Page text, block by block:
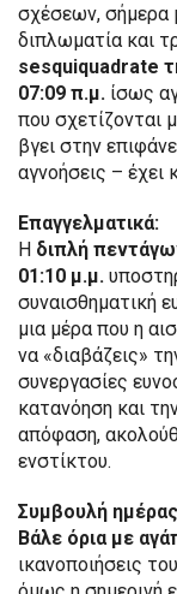
σχέσεων, σήμερα
διπλωματία και
sesquiquadrate
07:09 π.μ. ίσως
που σχετίζονται
βγει στην
αγνοήσεις – έχει
Επαγγελματικά:
Η διπλή
01:10 μ.μ.
συναισθηματική
μια μέρα που η
να «διαβάζεις»
συνεργασίες
κατανόηση και
απόφαση,
ενστίκτου.
Συμβουλή
Βάλε όρια με
ικανοποιήσεις